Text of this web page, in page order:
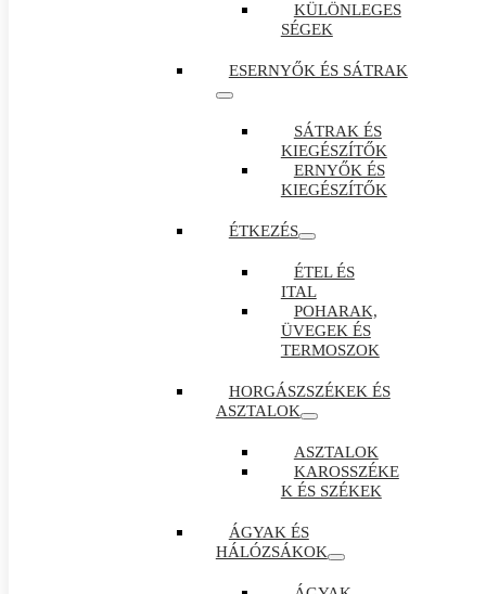
KÜLÖNLEGES
SÉGEK
ESERNYŐK ÉS SÁTRAK
SÁTRAK ÉS
KIEGÉSZÍTŐK
ERNYŐK ÉS
KIEGÉSZÍTŐK
ÉTKEZÉS
ÉTEL ÉS
ITAL
POHARAK,
ÜVEGEK ÉS
TERMOSZOK
HORGÁSZSZÉKEK ÉS
ASZTALOK
ASZTALOK
KAROSSZÉKE
K ÉS SZÉKEK
ÁGYAK ÉS
HÁLÓZSÁKOK